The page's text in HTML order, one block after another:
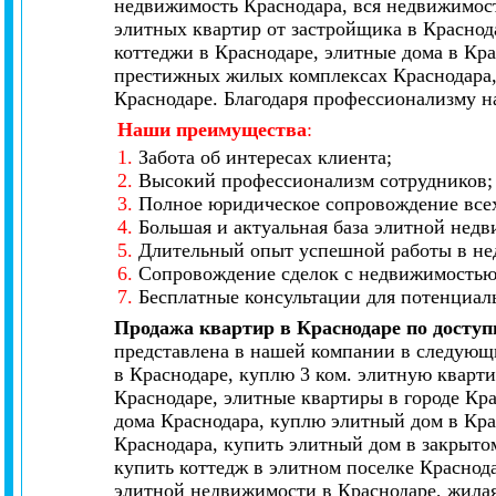
недвижимость Краснодара, вся
элитных квартир от застройщика в
коттеджи в Краснодаре, элитные дома в
престижных жилых комплексах
Краснодаре. Благодаря
Наши преимущества:
1. Забота об интересах клиента;
2. Высокий профессионализм сотрудников;
3. Полное юридическое сопровождение
4. Большая и актуальная база элитной
5. Длительный опыт успешной работы в
6. Сопровождение сделок с
7. Бесплатные консультации для
Продажа квартир в Краснодаре по
представлена в нашей компании в
в Краснодаре, куплю 3 ком. элитную
Краснодаре, элитные квартиры в городе
дома Краснодара, куплю элитный дом в
Краснодара, купить элитный дом в
купить коттедж в элитном поселке
элитной недвижимости в Краснодаре,